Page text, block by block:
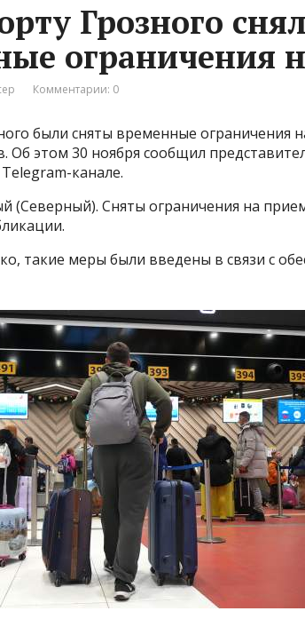
Грозного
ограничения
Комментарии: 0
были сняты временные ограничения
Об этом 30 ноября сообщил
канале.
(Северный). Сняты ограничения на
такие меры были введены в связи с